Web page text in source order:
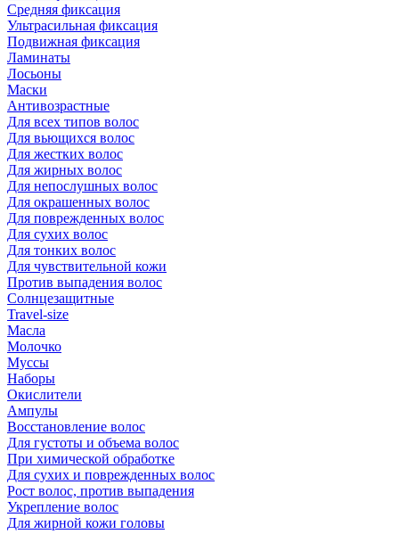
Средняя фиксация
Ультрасильная фиксация
Подвижная фиксация
Ламинаты
Лосьоны
Маски
Антивозрастные
Для всех типов волос
Для вьющихся волос
Для жестких волос
Для жирных волос
Для непослушных волос
Для окрашенных волос
Для поврежденных волос
Для сухих волос
Для тонких волос
Для чувствительной кожи
Против выпадения волос
Солнцезащитные
Travel-size
Масла
Молочко
Муссы
Наборы
Окислители
Ампулы
Восстановление волос
Для густоты и объема волос
При химической обработке
Для сухих и поврежденных волос
Рост волос, против выпадения
Укрепление волос
Для жирной кожи головы